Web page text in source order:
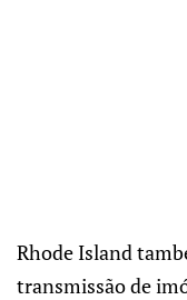
Rhode Island
transmissão de